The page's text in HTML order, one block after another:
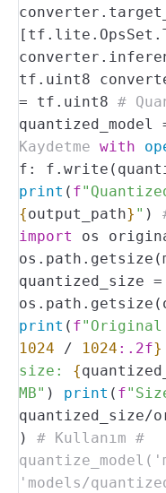
tf.uint8
= tf.uint8 #
Kaydetme with
f:
print ( f
{output_path} " )
import
os
quantized_size =
print ( f
1024 / 1024 :.2f}
size: {
MB" ) print ( f
quantized_size/
)
# Kullanım #
'models/